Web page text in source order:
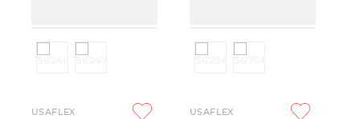
USAFLEX USAFLEX